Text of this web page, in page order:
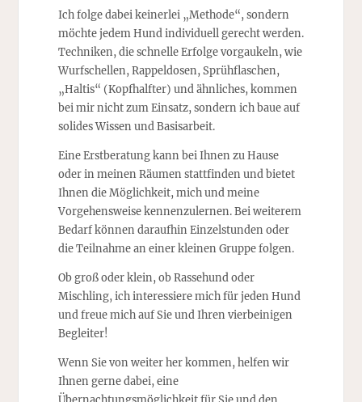
Ich folge dabei keinerlei „Methode“, sondern
möchte jedem Hund individuell gerecht werden.
Techniken, die schnelle Erfolge vorgaukeln, wie
Wurfschellen, Rappeldosen, Sprühflaschen,
„Haltis“ (Kopfhalfter) und ähnliches, kommen
bei mir nicht zum Einsatz, sondern ich baue auf
solides Wissen und Basisarbeit.
Eine Erstberatung kann bei Ihnen zu Hause
oder in meinen Räumen stattfinden und bietet
Ihnen die Möglichkeit, mich und meine
Vorgehensweise kennenzulernen. Bei weiterem
Bedarf können daraufhin Einzelstunden oder
die Teilnahme an einer kleinen Gruppe folgen.
Ob groß oder klein, ob Rassehund oder
Mischling, ich interessiere mich für jeden Hund
und freue mich auf Sie und Ihren vierbeinigen
Begleiter!
Wenn Sie von weiter her kommen, helfen wir
Ihnen gerne dabei, eine
Übernachtungsmöglichkeit für Sie und den